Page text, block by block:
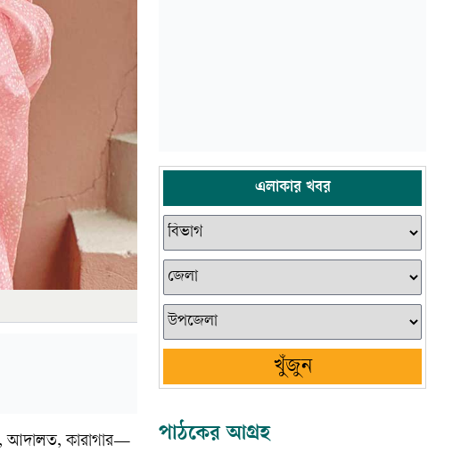
আদালত, কারাগার—
এলাকার খবর
খুঁজুন
পাঠকের আগ্রহ